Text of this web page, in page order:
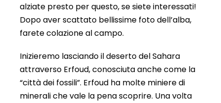
alziate presto per questo, se siete interessati!
Dopo aver scattato bellissime foto dell’alba,
farete colazione al campo.
Inizieremo lasciando il deserto del Sahara
attraverso Erfoud, conosciuta anche come la
“città dei fossili”. Erfoud ha molte miniere di
minerali che vale la pena scoprire. Una volta